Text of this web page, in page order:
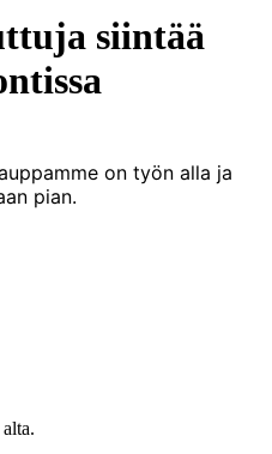
siintää
on työn alla ja
pian.